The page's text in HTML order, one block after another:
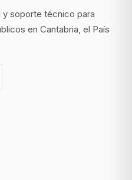
y soporte técnico para
en Cantabria, el País